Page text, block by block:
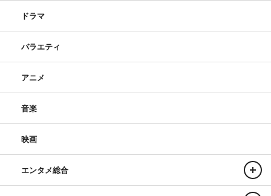
ドラマ
バラエティ
アニメ
音楽
映画
エンタメ総合